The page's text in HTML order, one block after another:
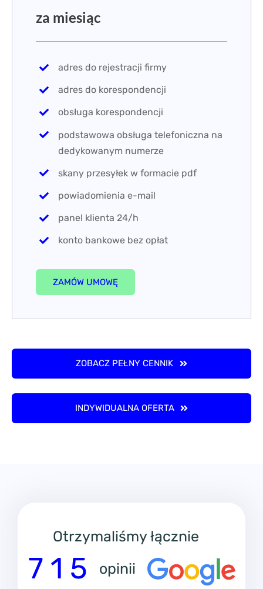
za miesiąc
adres do rejestracji firmy
adres do korespondencji
obsługa korespondencji
podstawowa obsługa telefoniczna na
dedykowanym numerze
skany przesyłek w formacie pdf
powiadomienia e-mail
panel klienta 24/h
konto bankowe bez opłat
ZAMÓW UMOWĘ
ZOBACZ PEŁNY CENNIK
INDYWIDUALNA OFERTA
Otrzymaliśmy łącznie
7 1 5 opinii